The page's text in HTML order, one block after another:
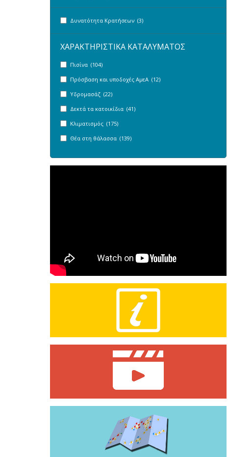
Δυνατότητα Κρατήσεων (3)
ΧΑΡΑΚΤΗΡΙΣΤΙΚΑ ΚΑΤΑΛΥΜΑΤΟΣ
Πισίνα (104)
Πρόσβαση και υποδοχές ΑμεΑ (12)
Υδρομασάζ (22)
Δεκτά τα κατοικίδια (41)
Κλιματισμός (175)
Θέα στη θάλασσα (139)